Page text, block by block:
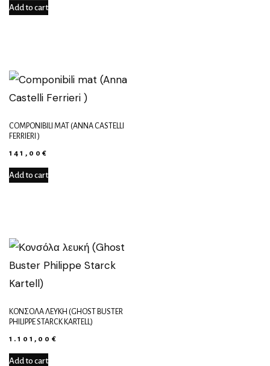
Add to cart
COMPONIBILI MAT (ANNA CASTELLI
FERRIERI )
141,00€
Add to cart
ΚΟΝΣΌΛΑ ΛΕΥΚΉ (GHOST BUSTER
PHILIPPE STARCK KARTELL)
1.101,00 €
Add to cart